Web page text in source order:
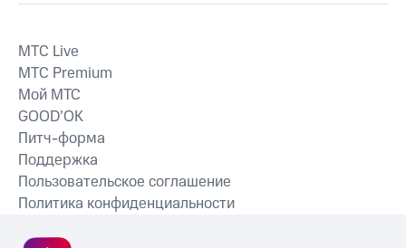
MTС Live
MTС Premium
Мой МТС
GOOD’OK
Питч-форма
Поддержка
Пользовательское соглашение
Политика конфиденциальности